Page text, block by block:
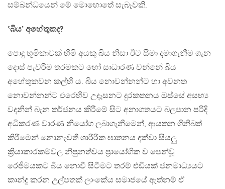
සම්බන්ධයෙන් මේ මොහොතේ සැබෑවකි.
‛බිය’ අහේතුකද?
පොදු භූමිකාවක් හිමි අයකු බිය නිසා ඊට සීමා දමාගැනීම ගැන
දොස් පැවරීම තරමකට හෝ සාධාරණ වන්නේ බිය
අහේතුකවන කල්හි ය. බිය නොවන්නන්ට හා අවනත
නොවන්නන්ට එරෙහිව උදෑසනට දුරකතනය ඔස්සේ අසභ්‍ය
වදනින් බැන තර්ජනය කිරීමේ සිට අනාගතයට බලපාන පරිදි
අධිකරණ වාරණ නියෝග ලබාගැනීමෙන්, ආයතන ගිනිබත්
කිරීමෙන් නොනැවතී ශාරීරික ඝාතනය දක්වා සියලු
ක්‍රියාකාරකම්වල නිපුනත්වය ප්‍රායෝගික ව පෙන්වූ
රෙජීමයකට බිය නොවී සිටීමට තරම් එඩියක් ජනමාධ්‍යයට
කාන්දු කරන උල්පතක් ලාංකේය සමාජයේ ඇත්නම් ඒ